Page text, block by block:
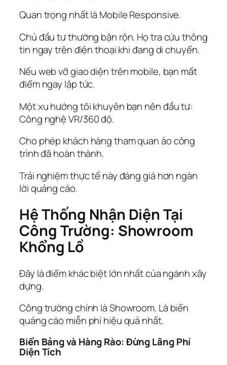
Quan trọng nhất là Mobile Responsive.
Chủ đầu tư thường bận rộn. Họ tra cứu thông
tin ngay trên điện thoại khi đang di chuyển.
Nếu web vỡ giao diện trên mobile, bạn mất
điểm ngay lập tức.
Một xu hướng tôi khuyên bạn nên đầu tư:
Công nghệ VR/360 độ.
Cho phép khách hàng tham quan ảo công
trình đã hoàn thành.
Trải nghiệm thực tế này đáng giá hơn ngàn
lời quảng cáo.
Hệ Thống Nhận Diện Tại
Công Trường: Showroom
Khổng Lồ
Đây là điểm khác biệt lớn nhất của ngành xây
dựng.
Công trường chính là Showroom. Là biển
quảng cáo miễn phí hiệu quả nhất.
Biển Bảng và Hàng Rào: Đừng Lãng Phí
Diện Tích